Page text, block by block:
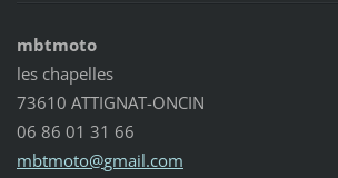
mbtmoto
les chapelles
73610 ATTIGNAT-ONCIN
06 86 01 31 66
mbtmoto@gmail.com